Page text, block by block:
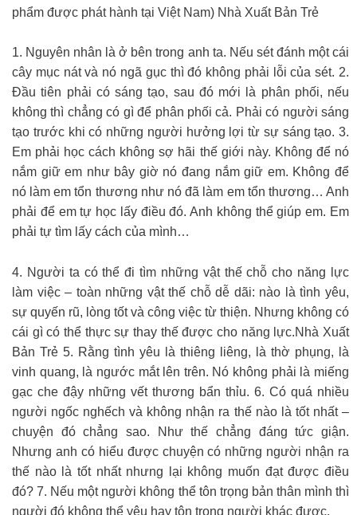
phẩm được phát hành tại Việt Nam) Nhà Xuất Bản Trẻ
1. Nguyên nhân là ở bên trong anh ta. Nếu sét đánh một cái
cây mục nát và nó ngã gục thì đó không phải lỗi của sét. 2.
Đầu tiên phải có sáng tạo, sau đó mới là phân phối, nếu
không thì chẳng có gì để phân phối cả. Phải có người sáng
tạo trước khi có những người hưởng lợi từ sự sáng tạo. 3.
Em phải học cách không sợ hãi thế giới này. Không để nó
nắm giữ em như bây giờ nó đang nắm giữ em. Không để
nó làm em tổn thương như nó đã làm em tổn thương… Anh
phải để em tự học lấy điều đó. Anh không thể giúp em. Em
phải tự tìm lấy cách của mình…
4. Người ta có thể đi tìm những vật thế chỗ cho năng lực
làm việc – toàn những vật thế chỗ dễ dãi: nào là tình yêu,
sự quyến rũ, lòng tốt và công việc từ thiện. Nhưng không có
cái gì có thể thực sự thay thế được cho năng lực.Nhà Xuất
Bản Trẻ 5. Rằng tình yêu là thiêng liêng, là thờ phụng, là
vinh quang, là ngước mắt lên trên. Nó không phải là miếng
gạc che đậy những vết thương bẩn thỉu. 6. Có quá nhiều
người ngốc nghếch và không nhận ra thế nào là tốt nhất –
chuyện đó chẳng sao. Như thế chẳng đáng tức giận.
Nhưng anh có hiểu được chuyện có những người nhận ra
thế nào là tốt nhất nhưng lại không muốn đạt được điều
đó? 7. Nếu một người không thể tôn trọng bản thân mình thì
người đó không thể yêu hay tôn trọng người khác được.